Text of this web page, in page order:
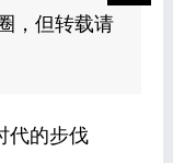
，但转载请
代的步伐